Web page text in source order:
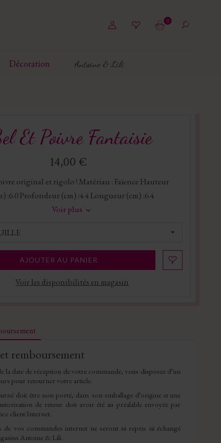
0
Décoration Antoine & Lili
Et Poivre Fantaisie
14,00 €
original et rigolo ! Matériau : Faïence Hauteur
:6.0 Profondeur (cm) :4.4 Longueur (cm) :6.4
Voir plus
AJOUTER AU PANIER
Voir les disponibilités en magasin
remboursement
la date de réception de votre commande, vous disposez d’un
pour retourner votre article.
doit être non porté, dans son emballage d’origine et une
de retour doit avoir été au préalable envoyée par
client Internet.
de vos commandes internet ne seront ni repris ni échangé
Antoine & Lili.